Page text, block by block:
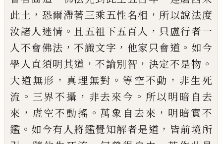
此土 ， 恐爾滯著三乘五性名相 ， 所以說法度
汝諸人迷情 。 且五祖下五百人 ， 只盧行者一
人不會佛法 ，不識文字 ， 他家只會道 。 如今
學人直須明其道 ，不論別智 ， 決定不是物 。
大道無形 ， 真理無對 。 等空不動 ， 非生死
流 。 三界不攝 ， 非去來今 。 所以明暗自去
來 ， 虗空不動搖 。 萬象自去來 ， 明暗實不
鑑 。 如今有人將鑑覺知解者是道 ， 皆前境所